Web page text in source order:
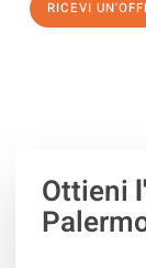
RICEVI
Ottieni